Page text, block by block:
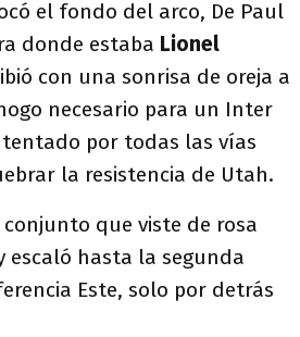
el fondo del arco, De Paul
donde estaba Lionel
con una sonrisa de oreja a
necesario para un Inter
por todas las vías
la resistencia de Utah.
conjunto que viste de rosa
escaló hasta la segunda
Este, solo por detrás